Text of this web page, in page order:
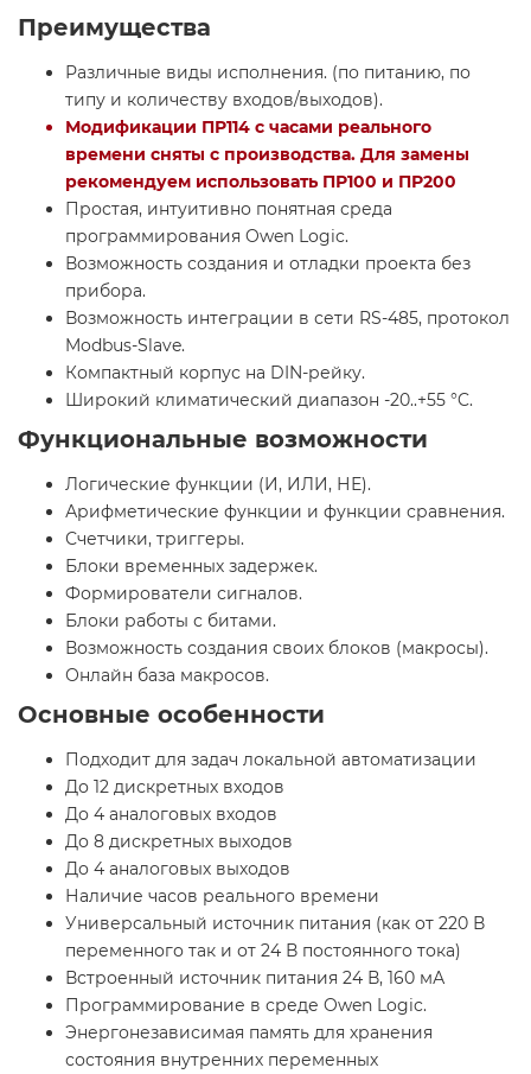
Преимущества
Различные виды исполнения. (по питанию, по
типу и количеству входов/выходов).
Модификации ПР114 с часами реального
времени сняты с производства. Для замены
рекомендуем использовать ПР100 и ПР200
Простая, интуитивно понятная среда
программирования Owen Logic.
Возможность создания и отладки проекта без
прибора.
Возможность интеграции в сети RS-485, протокол
Modbus-Slave.
Компактный корпус на DIN-рейку.
Широкий климатический диапазон -20..+55 °C.
Функциональные возможности
Логические функции (И, ИЛИ, НЕ).
Арифметические функции и функции сравнения.
Счетчики, триггеры.
Блоки временных задержек.
Формирователи сигналов.
Блоки работы с битами.
Возможность создания своих блоков (макросы).
Онлайн база макросов.
Основные особенности
Подходит для задач локальной автоматизации
До 12 дискретных входов
До 4 аналоговых входов
До 8 дискретных выходов
До 4 аналоговых выходов
Наличие часов реального времени
Универсальный источник питания (как от 220 В
переменного так и от 24 В постоянного тока)
Встроенный источник питания 24 В, 160 мА
Программирование в среде Owen Logic.
Энергонезависимая память для хранения
состояния внутренних переменных